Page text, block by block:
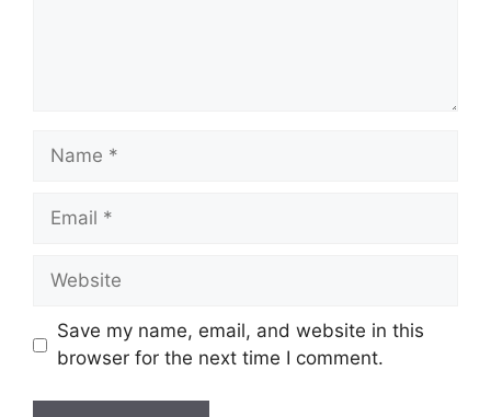
Name
Email
Website
Save my name, email, and website in this
browser for the next time I comment.